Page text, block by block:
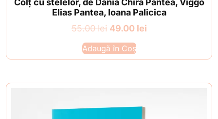
Colț cu stelelor, de Dania Chira Pantea, Viggo
Elias Pantea, Ioana Palicica
55.00lei Prețul
inițial
a
49.00 leiPrețul
Adaugă în Coș